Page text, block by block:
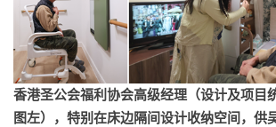
香港圣公会福利协会高级经理（设计及项目
图左），特别在床边隔间设计收纳空间，供